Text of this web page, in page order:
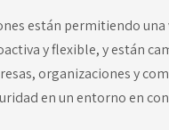
están permitiendo
y flexible, y están
organizaciones y
en un entorno en